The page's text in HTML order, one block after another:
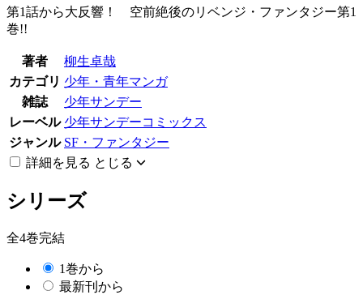
第1話から大反響！ 空前絶後のリベンジ・ファンタジー第1
巻!!
著者
柳生卓哉
カテゴリ 少年・青年マンガ
雑誌
少年サンデー
レーベル 少年サンデーコミックス
ジャンル SF・ファンタジー
詳細を見る とじる
シリーズ
全4巻完結
1巻から
最新刊から